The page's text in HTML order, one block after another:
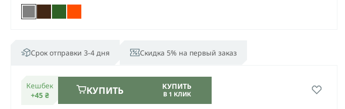
Срок отправки 3-4 дня Скидка 5% на первый заказ
Кешбек
+45 ₴
КУПИТЬ КУПИТЬ
В 1 КЛИК